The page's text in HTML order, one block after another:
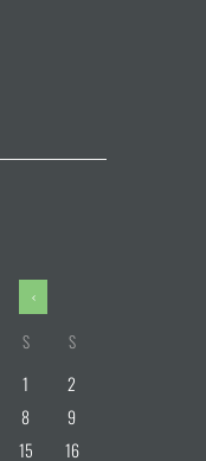
S S
1
2
8
9
15
16